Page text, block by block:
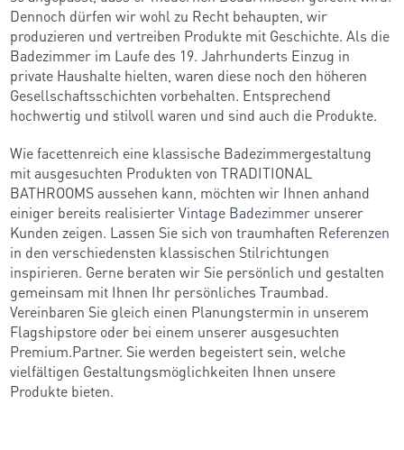
Dennoch dürfen wir wohl zu Recht behaupten, wir
produzieren und vertreiben Produkte mit Geschichte. Als die
Badezimmer im Laufe des 19. Jahrhunderts Einzug in
private Haushalte hielten, waren diese noch den höheren
Gesellschaftsschichten vorbehalten. Entsprechend
hochwertig und stilvoll waren und sind auch die Produkte.
Wie facettenreich eine klassische Badezimmergestaltung
mit ausgesuchten Produkten von TRADITIONAL
BATHROOMS aussehen kann, möchten wir Ihnen anhand
einiger bereits realisierterVintage Badezimmer unserer
Kunden zeigen. Lassen Sie sich von traumhaften Referenzen
in den verschiedensten klassischen Stilrichtungen
inspirieren. Gerne beraten wir Sie persönlich und gestalten
gemeinsam mit Ihnen Ihr persönliches Traumbad.
Vereinbaren Sie gleich einen Planungstermin in unserem
Flagshipstore oder bei einem unserer ausgesuchten
Premium.Partner. Sie werden begeistert sein, welche
vielfältigen Gestaltungsmöglichkeiten Ihnen unsere
Produkte bieten.